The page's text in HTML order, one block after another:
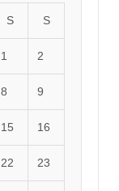
S S
1 2
8 9
15 16
22 23